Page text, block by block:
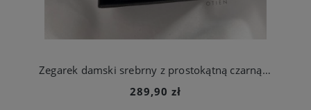
Zegarek damski srebrny z prostokątną czarną kopertą stal chirurgiczna
289,90 zł